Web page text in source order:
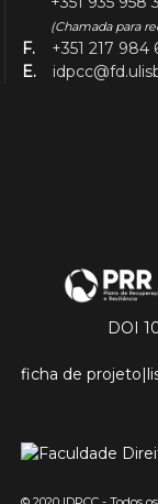
(Chamada para
F.
+351 217 984
E.
DOI
ficha de projeto|